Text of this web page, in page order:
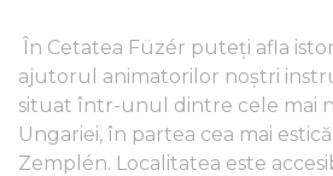
În Cetatea Füzér puteți afla
ajutorul animatorilor noștri
situat într-unul dintre cele mai
Ungariei, în partea cea mai
Zemplén. Localitatea este